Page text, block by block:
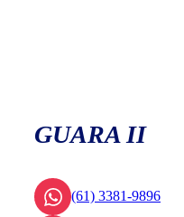
GUARA II
(61) 3381-9896